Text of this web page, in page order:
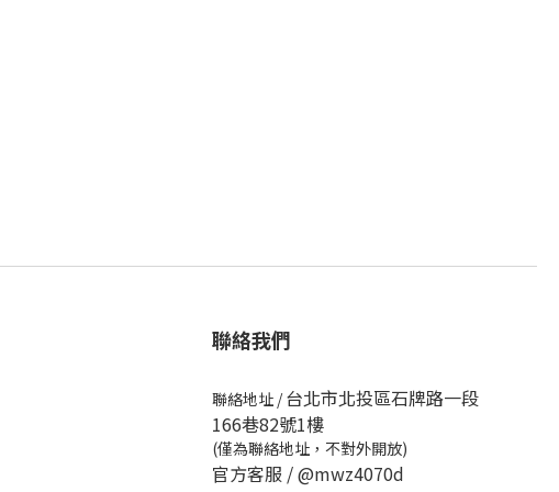
聯絡我們
聯絡地址 /台北市北投區石牌路一段
166巷82號1樓
(僅為聯絡地址，不對外開放)
官方客服 /@mwz4070d